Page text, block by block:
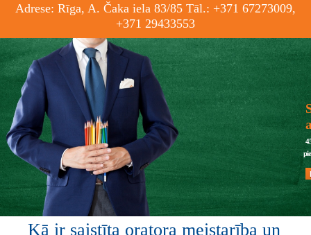
Adrese: Rīga, A. Čaka iela 83/85 Tāl.: +371 67273009,
+371 29433553
Kā ir saistīta oratora meistarība un